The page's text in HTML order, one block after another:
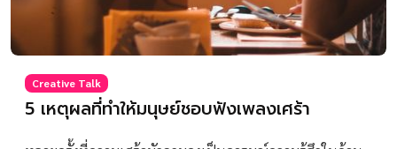
Creative Talk
5 เหตุผลที่ทำให้มนุษย์ชอบฟังเพลงเศร้า